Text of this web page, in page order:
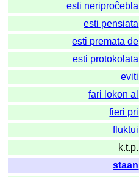
esti neriproĉebla
esti pensiata
esti premata de
esti protokolata
eviti
fari lokon al
fieri pri
fluktui
k.t.p.
staan